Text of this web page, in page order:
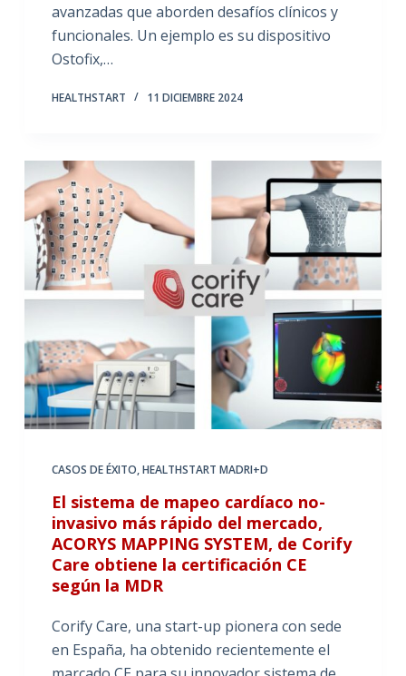
avanzadas que aborden desafíos clínicos y
funcionales. Un ejemplo es su dispositivo
Ostofix,…
HEALTHSTART 11 DICIEMBRE 2024
CASOS DE ÉXITO,HEALTHSTART MADRI+D
El sistema de mapeo cardíaco no-
invasivo más rápido del mercado,
ACORYS MAPPING SYSTEM, de Corify
Care obtiene la certificación CE
según la MDR
Corify Care, una start-up pionera con sede
en España, ha obtenido recientemente el